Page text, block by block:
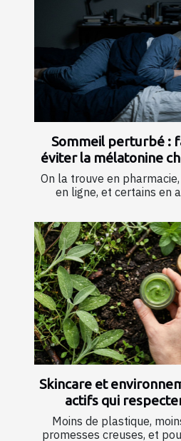
Sommeil perturbé :
éviter la mélatonine
On la trouve en
en ligne, et certains en
Skincare et
actifs qui
Moins de plastique,
promesses creuses, et